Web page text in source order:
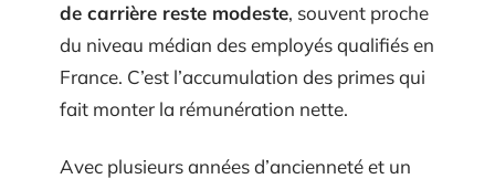
de carrière reste modeste, souvent proche
du niveau médian des employés qualifiés en
France. C’est l’accumulation des primes qui
fait monter la rémunération nette.
Avec plusieurs années d’ancienneté et un